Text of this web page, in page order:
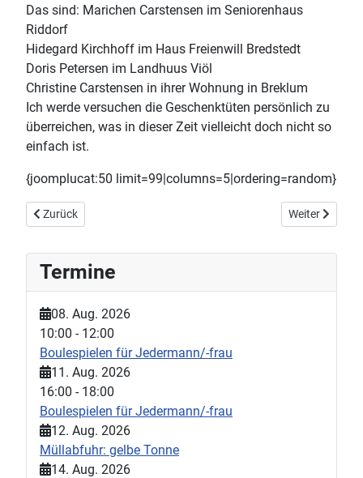
Das sind: Marichen Carstensen im Seniorenhaus
Riddorf
Hidegard Kirchhoff im Haus Freienwill Bredstedt
Doris Petersen im Landhuus Viöl
Christine Carstensen in ihrer Wohnung in Breklum
Ich werde versuchen die Geschenktüten persönlich zu
überreichen, was in dieser Zeit vielleicht doch nicht so
einfach ist.
{joomplucat:50 limit=99|columns=5|ordering=random}
Vorheriger Beitrag: Weihnachtsgottesdienst am 24.12.20
Zurück Nächster
Weiter
Termine
08. Aug. 2026
10:00 - 12:00
Boulespielen für Jedermann/-frau
11. Aug. 2026
16:00 - 18:00
Boulespielen für Jedermann/-frau
12. Aug. 2026
Müllabfuhr: gelbe Tonne
14. Aug. 2026